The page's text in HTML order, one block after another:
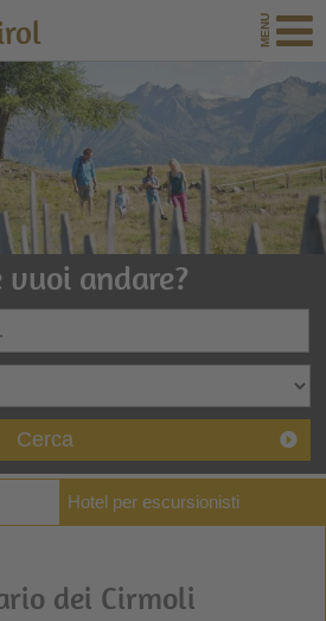
vuoi andare?
Cerca
Hotel per escursionisti
dei Cirmoli